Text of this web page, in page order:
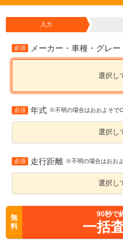
入力
必須 メーカー・車種・グレー
選択し
必須 年式 ※不明の場合はおおよそで
選択し
必須 走行距離 ※不明の場合はおお
選択し
無
料
90秒で
一括